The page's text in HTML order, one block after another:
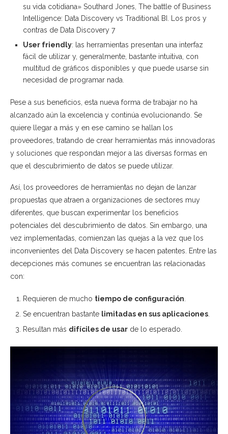
su vida cotidiana» Southard Jones, The battle of Business
Intelligence: Data Discovery vs Traditional BI. Los pros y
contras de Data Discovery 7
User friendly: las herramientas presentan una interfaz
fácil de utilizar y, generalmente, bastante intuitiva, con
multitud de gráficos disponibles y que puede usarse sin
necesidad de programar nada.
Pese a sus beneficios, esta nueva forma de trabajar no ha
alcanzado aún la excelencia y continúa evolucionando. Se
quiere llegar a más y en ese camino se hallan los
proveedores, tratando de crear herramientas más innovadoras
y soluciones que respondan mejor a las diversas formas en
que el descubrimiento de datos se puede utilizar.
Así, los proveedores de herramientas no dejan de lanzar
propuestas que atraen a organizaciones de sectores muy
diferentes, que buscan experimentar los beneficios
potenciales del descubrimiento de datos. Sin embargo, una
vez implementadas, comienzan las quejas a la vez que los
inconvenientes del Data Discovery se hacen patentes. Entre las
decepciones más comunes se encuentran las relacionadas
con:
Requieren de mucho tiempo de configuración
Se encuentran bastante limitadas en sus aplicaciones
Resultan más difíciles de usar de lo esperado.